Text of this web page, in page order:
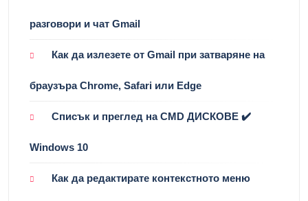
разговори и чат Gmail
Как да излезете от Gmail при затваряне на
браузъра Chrome, Safari или Edge
Списък и преглед на CMD ДИСКОВЕ ✔️
Windows 10
Как да редактирате контекстното меню